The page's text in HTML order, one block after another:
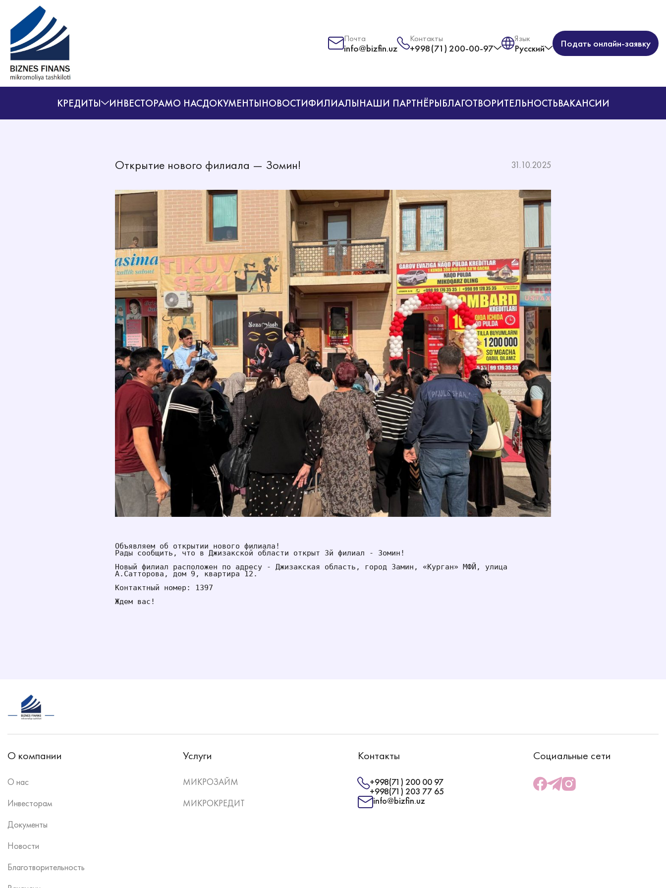
Почта
info@bizfin.uz
Контакты
+998(71) 200-00-97
Язык
Русский Подать онлайн-заявку
КРЕДИТЫ ИНВЕСТОРАМО НАСДОКУМЕНТЫНОВОСТИФИЛИАЛЫНАШИ ПАРТНЁРЫБЛАГОТВОРИТЕЛЬНОСТЬВАКАНСИИ
Открытие нового филиала — Зомин! 31.10.2025
Объявляем об открытии нового филиала!
Рады сообщить, что в Джизакской области открыт 3й филиал - Зомин!
Новый филиал расположен по адресу - Джизакская область, город Замин, «Курган» МФЙ, улица
А.Сатторова, дом 9, квартира 12.
Контактный номер: 1397
Ждем вас!
О компании
О нас
Инвесторам
Документы
Новости
Благотворительность
Услуги
МИКРОЗАЙМ
МИКРОКРЕДИТ
Контакты
+998(71) 200 00 97
+998(71) 203 77 65
info@bizfin.uz
Социальные сети